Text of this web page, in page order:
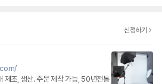
신청하기
제조, 생산. 주문 제작 가능, 50년전통